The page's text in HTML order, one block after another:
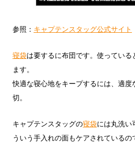
参照： キャプテンスタッグ公式サイト
寝袋は要するに布団です。使ってい
ます。
快適な寝心地をキープするには、適
切。
キャプテンスタッグの寝袋には丸洗い
ういう手入れの面もケアされているの